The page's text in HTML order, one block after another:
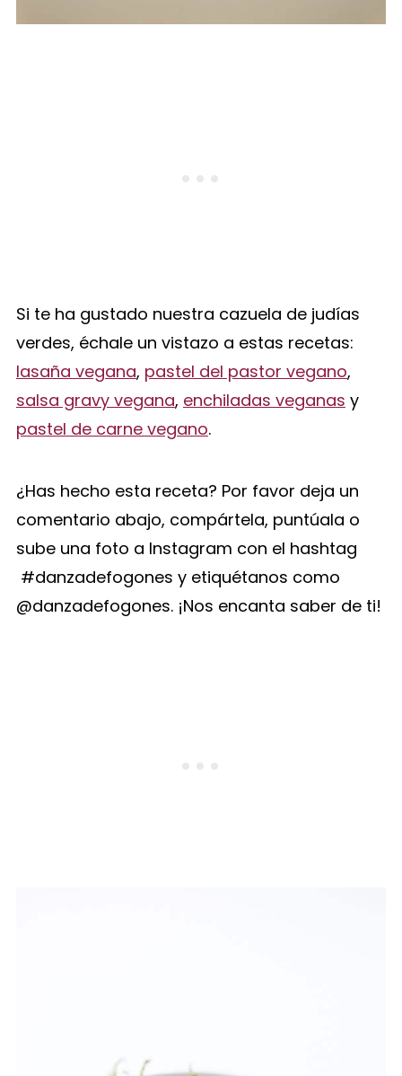
Si te ha gustado nuestra cazuela de judías
verdes, échale un vistazo a estas recetas:
lasaña vegana, pastel del pastor vegano,
salsa gravy vegana, enchiladas veganas y
pastel de carne vegano.
¿Has hecho esta receta? Por favor deja un
comentario abajo, compártela, puntúala o
sube una foto a Instagram con el hashtag
#danzadefogones y etiquétanos como
@danzadefogones. ¡Nos encanta saber de ti!